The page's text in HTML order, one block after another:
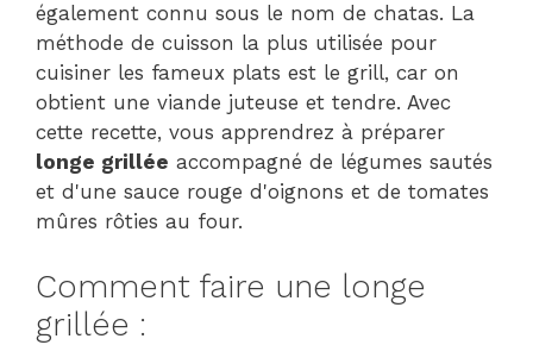
également connu sous le nom de chatas. La
méthode de cuisson la plus utilisée pour
cuisiner les fameux plats est le grill, car on
obtient une viande juteuse et tendre. Avec
cette recette, vous apprendrez à préparer
longe grillée accompagné de légumes sautés
et d'une sauce rouge d'oignons et de tomates
mûres rôties au four.
Comment faire une longe
grillée :